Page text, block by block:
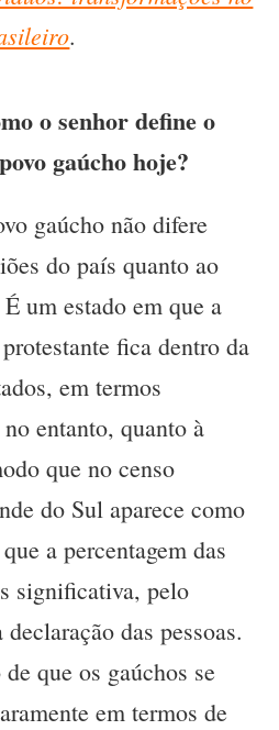
.
o senhor define o
gaúcho hoje?
gaúcho não difere
do país quanto ao
um estado em que a
fica dentro da
em termos
entanto, quanto à
que no censo
do Sul aparece como
a percentagem das
significativa, pelo
das pessoas.
que os gaúchos se
em termos de